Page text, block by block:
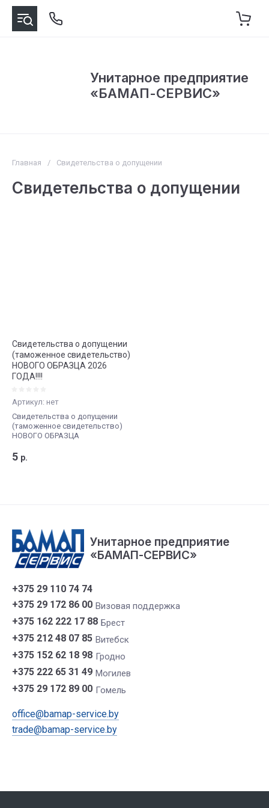
Унитарное предприятие
«БАМАП-СЕРВИС»
Главная / Свидетельства о допущении
Свидетельства о допущении
Свидетельства о допущении
(таможенное свидетельство)
НОВОГО ОБРАЗЦА 2026
ГОДА!!!!
Артикул: нет
Свидетельства о допущении
(таможенное свидетельство)
НОВОГО ОБРАЗЦА
5 р.
Унитарное предприятие
«БАМАП-СЕРВИС»
+375 29 110 74 74
+375 29 172 86 00 Визовая поддержка
+375 162 222 17 88 Брест
+375 212 48 07 85 Витебск
+375 152 62 18 98 Гродно
+375 222 65 31 49 Могилев
+375 29 172 89 00 Гомель
office@bamap-service.by
trade@bamap-service.by